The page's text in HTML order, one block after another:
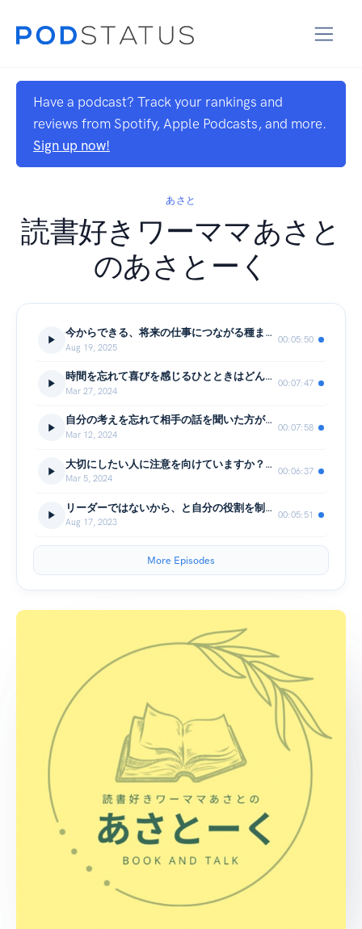
Have a podcast? Track your rankings and
reviews from Spotify, Apple Podcasts, and more.
Sign up now!
あさと
読書好きワーママあさと
のあさとーく
今からできる、将来の仕事につながる種まきとは?フリーランスの生活を覗き見してみて考えたこと『ADHD会社員フリーランスになる』
Aug 19, 2025
00:05:50
時間を忘れて喜びを感じるひとときはどんな時？働き方を見直す時に考えたいこと 『デンマーク人はなぜ4時に帰っても成果を出せるのか』
Mar 27, 2024
00:07:47
自分の考えを忘れて相手の話を聞いた方が結局面白い会話になる LISTEN――知性豊かで創造力がある人になれる
Mar 12, 2024
00:07:58
大切にしたい人に注意を向けていますか？人生への最高の投資、注意と気配りの進め『グッド・ライフ』幸せになるのに、遅すぎるということはない
Mar 5, 2024
00:06:37
リーダーではないから、と自分の役割を制限していませんか？期待役割について考えてみる『アウトプット思考』
Aug 17, 2023
00:05:51
More Episodes